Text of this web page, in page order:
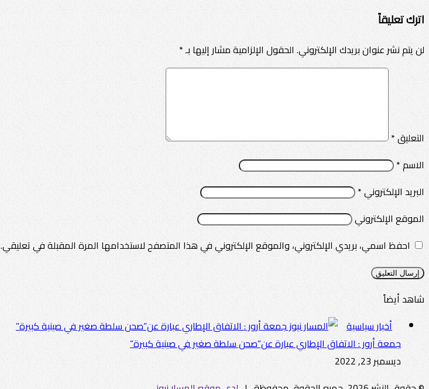
اترك تعليقاً
لن يتم نشر عنوان بريدك الإلكتروني. الحقول الإلزامية مشار إليها بـ*
التعليق*
الاسم*
البريد الإلكتروني*
الموقع الإلكتروني
احفظ اسمي، بريدي الإلكتروني، والموقع الإلكتروني في هذا المتصفح لاستخدامها المرة المقبلة في تعليقي.
شاهد أيضاً
إغلاق
أخبار سياسية
جمعة أرور : الاتفاق الإطاري عبارة عن”صحن سلطة صغير في صينية كبيرة”
ديسمبر 23, 2022